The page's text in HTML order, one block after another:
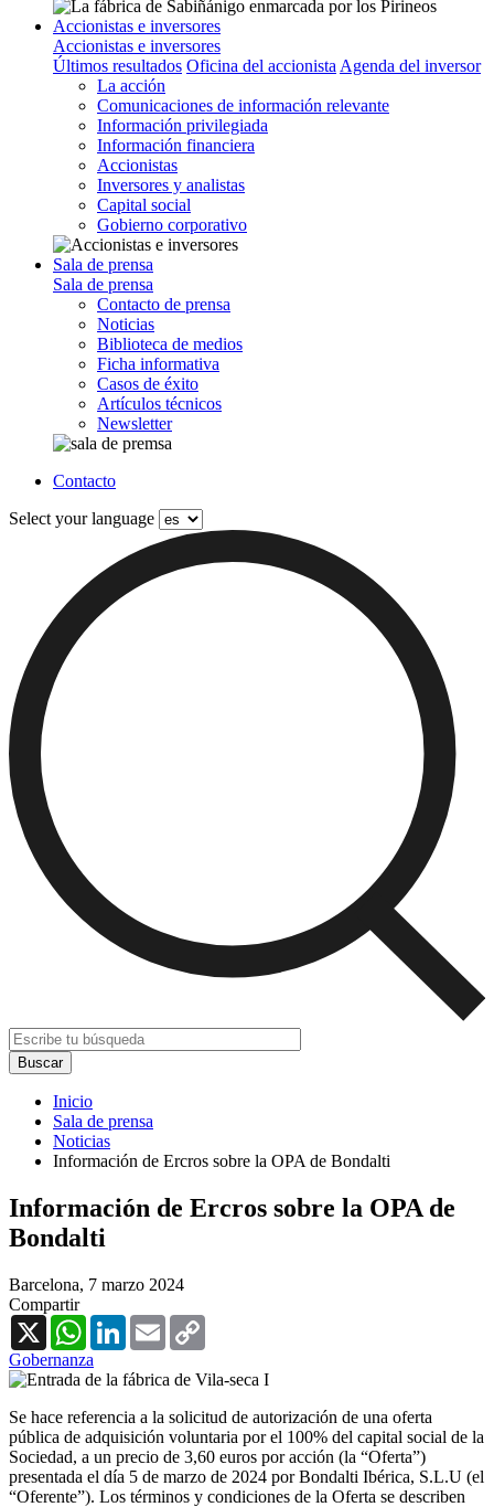
Accionistas e inversores
Accionistas e inversores
Últimos resultados Oficina del accionista Agenda del inversor
La acción
Comunicaciones de información relevante
Información privilegiada
Información financiera
Accionistas
Inversores y analistas
Capital social
Gobierno corporativo
Sala de prensa
Sala de prensa
Contacto de prensa
Noticias
Biblioteca de medios
Ficha informativa
Casos de éxito
Artículos técnicos
Newsletter
Contacto
Select your language
Inicio
Sala de prensa
Noticias
Información de Ercros sobre la OPA de Bondalti
Información de Ercros sobre la OPA de
Bondalti
Barcelona, 7 marzo 2024
Compartir
X
WhatsAppLinkedInEmail
Gobernanza
Se hace referencia a la solicitud de autorización de una oferta
pública de adquisición voluntaria por el 100% del capital social de la
Sociedad, a un precio de 3,60 euros por acción (la “Oferta”)
presentada el día 5 de marzo de 2024 por Bondalti Ibérica, S.L.U (el
“Oferente”). Los términos y condiciones de la Oferta se describen